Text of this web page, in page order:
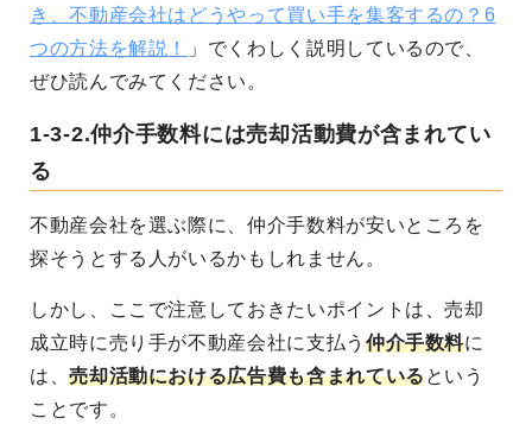
き、不動産会社はどうやって買い手を集客するの？6
つの方法を解説！
」でくわしく説明しているので、
ぜひ読んでみてください。
1-3-2.仲介手数料には売却活動費が含まれてい
る
不動産会社を選ぶ際に、仲介手数料が安いところを
探そうとする人がいるかもしれません。
しかし、 ここで注意しておきたいポイントは、売却
成立時に売り手が不動産会社に支払う 仲介手数料に
は、売却活動における広告費も含まれているという
ことです。